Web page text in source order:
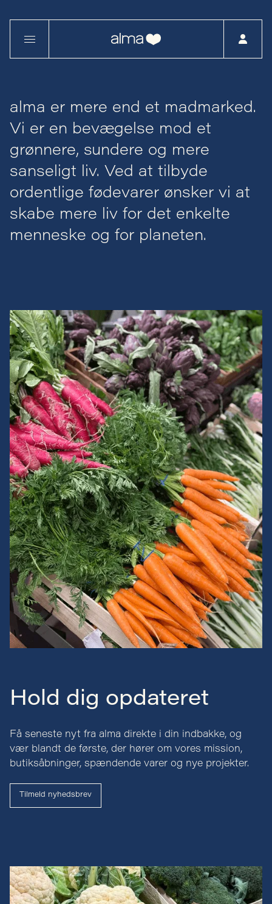
alma er mere end et madmarked.
Vi er en bevægelse mod et
grønnere, sundere og mere
sanseligt liv. Ved at tilbyde
ordentlige fødevarer ønsker vi at
skabe mere liv for det enkelte
menneske og for planeten.
Hold dig opdateret
Få seneste nyt fra alma direkte i din indbakke, og
vær blandt de første, der hører om vores mission,
butiksåbninger, spændende varer og nye projekter.
Tilmeld nyhedsbrev